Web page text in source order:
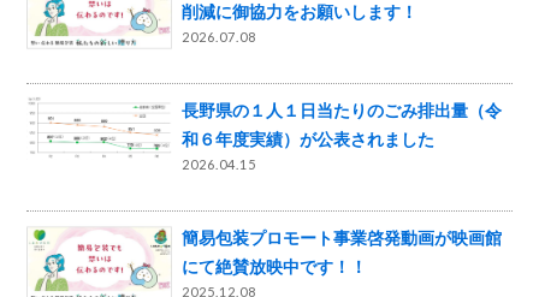
削減に御協力をお願いします！
2026.07.08
長野県の１人１日当たりのごみ排出量（令
和６年度実績）が公表されました
2026.04.15
簡易包装プロモート事業啓発動画が映画館
にて絶賛放映中です！！
2025.12.08